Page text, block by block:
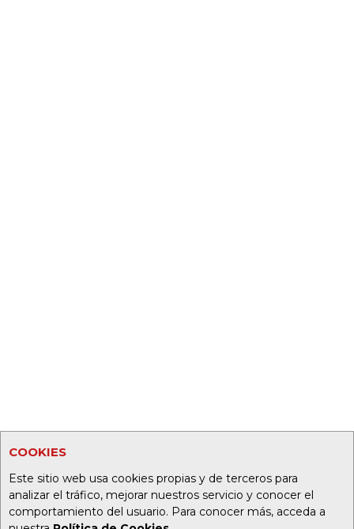
COOKIES
Este sitio web usa cookies propias y de terceros para
analizar el tráfico, mejorar nuestros servicio y conocer el
comportamiento del usuario. Para conocer más, acceda a